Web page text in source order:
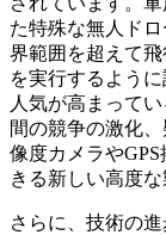
た特殊な無人ド
界範囲を超えて
を実行するよう
人気が高まって
間の競争の激化
像度カメラや
きる新しい高度
さらに、技術の